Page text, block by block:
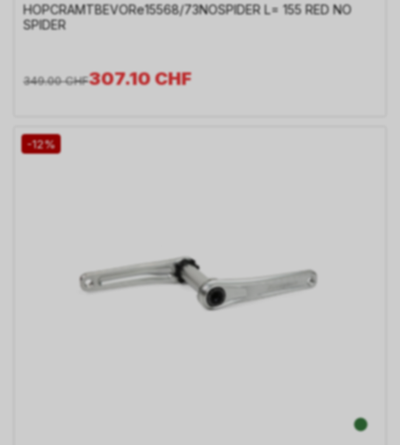
HOPCRAMTBEVORe15568/73NOSPIDER L= 155 RED NO
SPIDER
307.10CHF
349.00 CHF
-12%